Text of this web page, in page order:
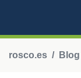
rosco.es Blog